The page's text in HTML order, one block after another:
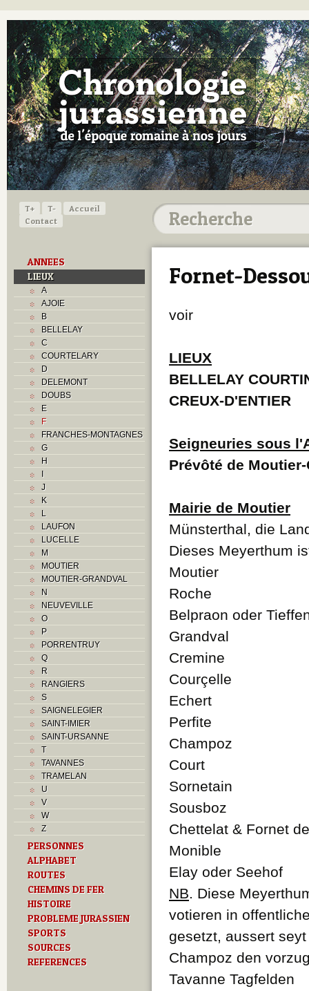
T+ T-
Accueil
Contact
ANNEES
LIEUX
A
AJOIE
B
BELLELAY
C
COURTELARY
D
DELEMONT
DOUBS
E
F
FRANCHES-MONTAGNES
G
H
I
J
K
L
LAUFON
LUCELLE
M
MOUTIER
MOUTIER-GRANDVAL
N
NEUVEVILLE
O
P
PORRENTRUY
Q
R
RANGIERS
S
SAIGNELEGIER
SAINT-IMIER
SAINT-URSANNE
T
TAVANNES
TRAMELAN
U
V
W
Z
PERSONNES
ALPHABET
ROUTES
CHEMINS DE FER
HISTOIRE
PROBLEME JURASSIEN
SPORTS
SOURCES
REFERENCES
Fornet-
voir
LIEUX
BELLELAY
CREUX-D'ENTIER
Seigneuries sous
Prévôté de
Mairie de Moutier
Münsterthal, die
Dieses Meyerthum
Moutier
Roche
Belpraon oder
Grandval
Cremine
Courçelle
Echert
Perfite
Champoz
Court
Sornetain
Sousboz
Chettelat & Fornet
Monible
Elay oder Seehof
NB . Diese
votieren in
gesetzt, aussert
Champoz den
Tavanne Tagfelden